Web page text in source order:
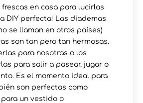
en casa para lucirlas
DIY perfecta! Las diademas
se llaman en otros países)
son tan pero tan hermosas.
para nosotras o los
para salir a pasear, jugar o
Es el momento ideal para
son perfectas como
un vestido o